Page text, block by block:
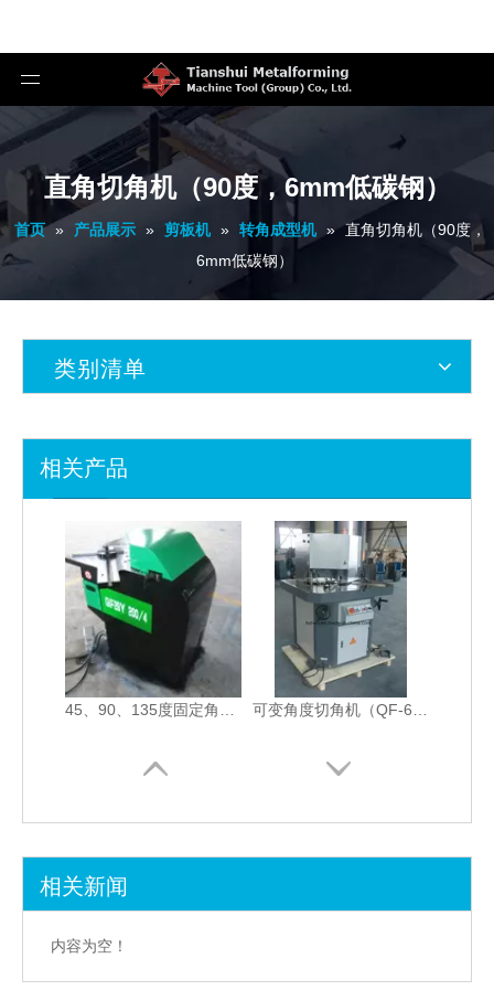
直角切角机（90度，6mm低碳钢）
首页 » 产品展示 » 剪板机 » 转角成型机 » 直角切角机（90度，
6mm低碳钢）
类别清单
相关产品
相关新闻
内容为空！